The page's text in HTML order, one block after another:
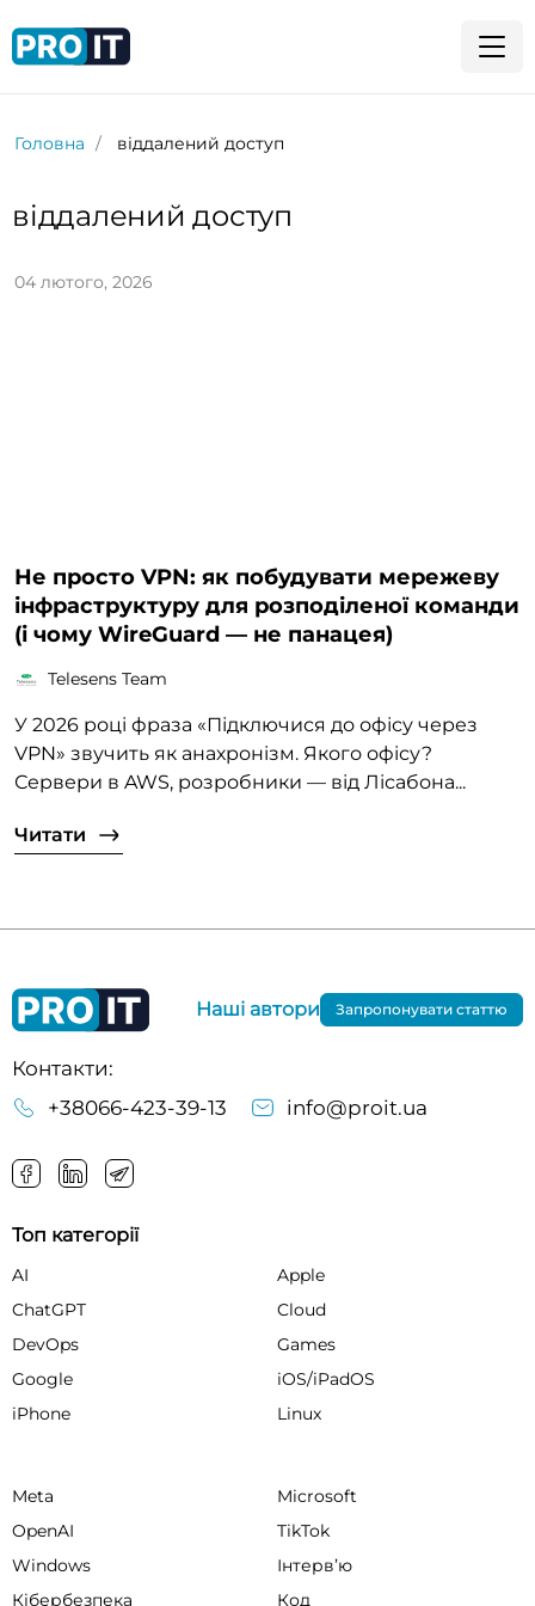
Головна віддалений доступ
віддалений доступ
04 лютого, 2026
Не просто VPN: як побудувати мережеву
інфраструктуру для розподіленої команди
(і чому WireGuard — не панацея)
Telesens Team
У 2026 році фраза «Підключися до офісу через
VPN» звучить як анахронізм. Якого офісу?
Сервери в AWS, розробники — від Лісабона...
Читати
Контакти:
+38066-423-39-13
info@proit.ua
Наші автори Запропонувати статтю
Топ категорії
AI
Apple
ChatGPT
Cloud
DevOps
Games
Google
iOS/iPadOS
iPhone
Linux
Meta
Microsoft
OpenAI
TikTok
Windows
Інтервʼю
Кібербезпека
Код